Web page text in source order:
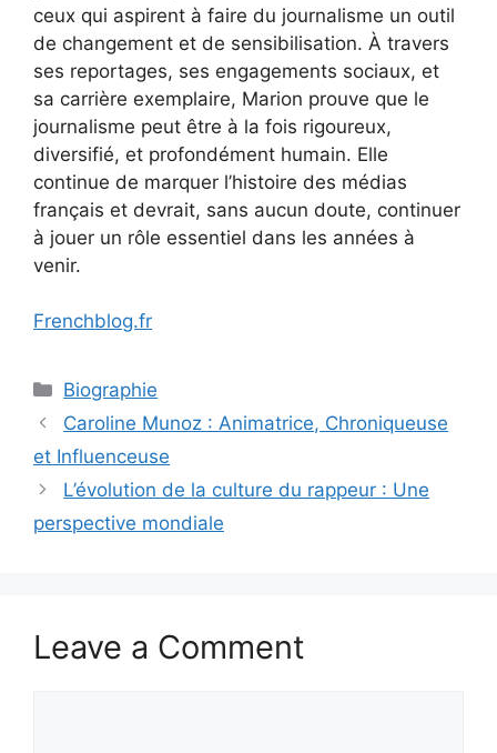
ceux qui aspirent à faire du journalisme un outil
de changement et de sensibilisation. À travers
ses reportages, ses engagements sociaux, et
sa carrière exemplaire, Marion prouve que le
journalisme peut être à la fois rigoureux,
diversifié, et profondément humain. Elle
continue de marquer l’histoire des médias
français et devrait, sans aucun doute, continuer
à jouer un rôle essentiel dans les années à
venir.
Frenchblog.fr
Categories
Biographie
Caroline Munoz : Animatrice, Chroniqueuse
et Influenceuse
L’évolution de la culture du rappeur : Une
perspective mondiale
Leave a Comment